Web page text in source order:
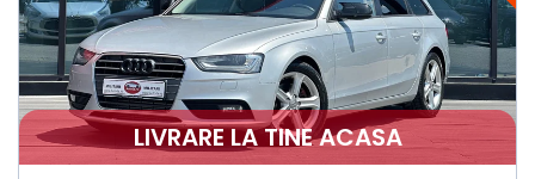
LIVRARE LA TINE ACASA